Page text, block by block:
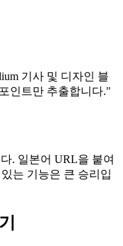
기사 및 디자인 블
인트만 추출합니다."
. 일본어 URL을 붙여
는 기능은 큰 승리입